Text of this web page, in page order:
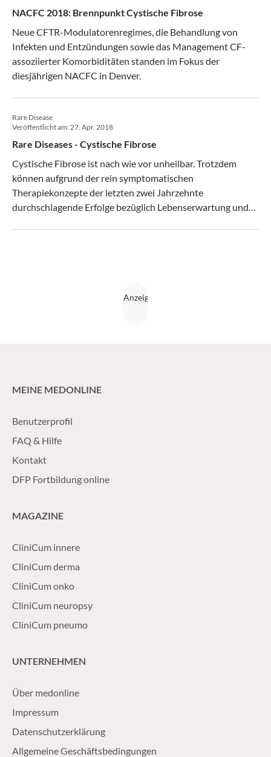
NACFC 2018: Brennpunkt Cystische Fibrose
Neue CFTR-Modulatorenregimes, die Behandlung von
Infekten und Entzündungen sowie das Management CF-
assoziierter Komorbiditäten standen im Fokus der
diesjährigen NACFC in Denver.
Rare Disease
Veröffentlicht am:27. Apr. 2018
Rare Diseases - Cystische Fibrose
Cystische Fibrose ist nach wie vor unheilbar. Trotzdem
können aufgrund der rein symptomatischen
Therapiekonzepte der letzten zwei Jahrzehnte
durchschlagende Erfolge bezüglich Lebenserwartung und
MEINE MEDONLINE
Benutzerprofil
FAQ & Hilfe
Kontakt
DFP Fortbildung online
MAGAZINE
CliniCum innere
CliniCum derma
CliniCum onko
CliniCum neuropsy
CliniCum pneumo
UNTERNEHMEN
Über medonline
Impressum
Datenschutzerklärung
Allgemeine Geschäftsbedingungen